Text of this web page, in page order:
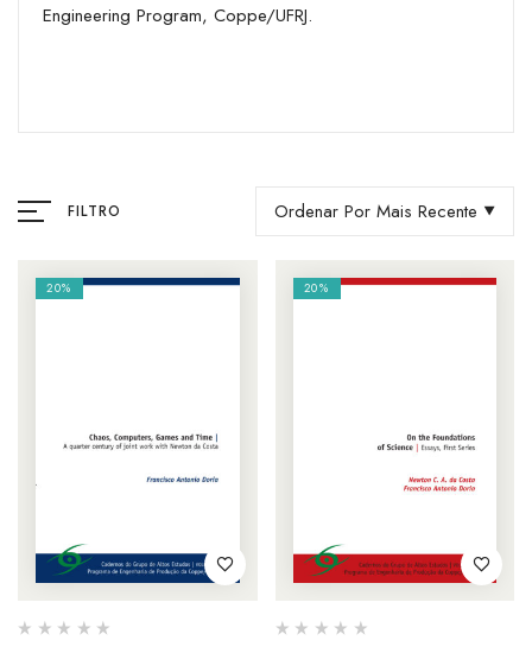
Engineering Program, Coppe/UFRJ.
FILTRO Ordenar Por Mais Recente
20% 20%